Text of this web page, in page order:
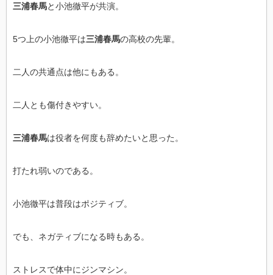
三浦春馬と小池徹平が共演。
5つ上の小池徹平は三浦春馬の高校の先輩。
二人の共通点は他にもある。
二人とも傷付きやすい。
三浦春馬は役者を何度も辞めたいと思った。
打たれ弱いのである。
小池徹平は普段はポジティブ。
でも、ネガティブになる時もある。
ストレスで体中にジンマシン。